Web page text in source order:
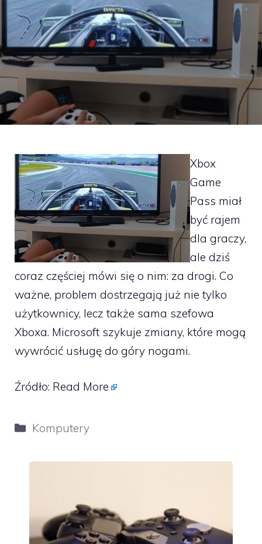
Xbox
Game
Pass miał
być rajem
dla graczy,
ale dziś
coraz częściej mówi się o nim: za drogi. Co
ważne, problem dostrzegają już nie tylko
użytkownicy, lecz także sama szefowa
Xboxa. Microsoft szykuje zmiany, które mogą
wywrócić usługę do góry nogami.
Źródło: Read More
Kategorie
Komputery